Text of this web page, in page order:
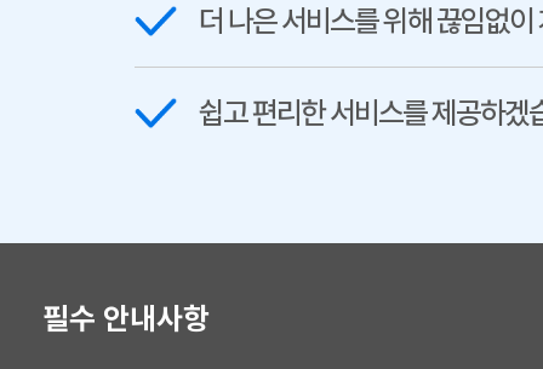
더 나은 서비스를 위해 끊임없
쉽고 편리한 서비스를 제공하겠
필수 안내사항